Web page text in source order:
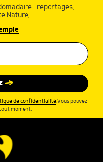
: reportages,
Nature, …
de confidentialité.Vous pouvez
moment.